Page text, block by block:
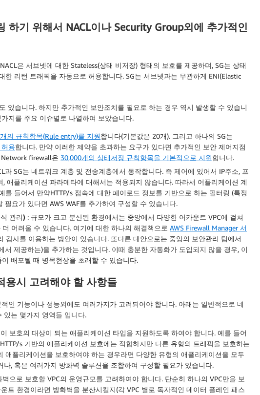
하기 위해서 NACL이나 Security Group외에 추가적인
은 서브넷에 대한 Stateless(상태 비저장) 형태의 보호를 제공하며, SG는 상태
한 리턴 트래픽을 자동으로 허용합니다. SG는 서브넷과는 무관하게 ENI(Elastic
있습니다. 하지만 추가적인 보안조치를 필요로 하는 경우 역시 발생할 수 있습니
지를 주요 이슈별로 나열하여 보았습니다.
의 규칙항목(Rule entry)를 지원합니다(기본값은 20개). 그리고 하나의 SG는
용합니다. 만약 이러한 제약을 초과하는 요구가 있다면 추가적인 보안 제어지점
Network firewall은 30,000개의 상태저장 규칙항목을 기본적으로 지원합니다.
과 SG는 네트워크 계층 및 전송계층에서 동작합니다. 즉 제어에 있어서 IP주소, 프
애플리케이션 파라메타에 대해서는 적용되지 않습니다. 따라서 어플리케이션 계
를 들어서 만약HTTP/s 접속에 대한 페이로드 정보를 기반으로 하는 필터링 (특정
필요가 있다면 AWS WAF를 추가하여 구성할 수 있습니다.
관리) : 규모가 크고 분산된 환경에서는 중앙에서 다양한 어카운트 VPC에 걸쳐
어려울 수 있습니다. 여기에 대한 하나의 해결책으로 AWS Firewall Manager 서
감사를 이용하는 방안이 있습니다. 또다른 대안으로는 중앙의 보안관리 팀에서
서 제공하는)을 추가하는 것입니다. 이때 충분한 자동화가 도입되지 않을 경우, 이
배포될 때 병목현상을 초래할 수 있습니다.
용시 고려해야 할 사항들
인 기능이나 성능외에도 여러가지가 고려되어야 합니다. 아래는 일반적으로 네
있는 몇가지 영역들 입니다.
보호의 대상이 되는 애플리케이션 타입을 지원하도록 하여야 합니다. 예를 들어
s 기반의 애플리케이션 보호에는 적합하지만 다른 유형의 트래픽을 보호하는
애플리케이션을 보호하여야 하는 경우라면 다양한 유형의 애플리케이션을 모두
나, 혹은 여러가지 방화벽 솔루션을 조합하여 구성할 필요가 있습니다.
으로 보호할 VPC의 운영규모를 고려하여야 합니다. 단순히 하나의 VPC만을 보
트 환경이라면 방화벽을 분산시킬지(각 VPC 별로 독자적인 데이터 플레인 패스